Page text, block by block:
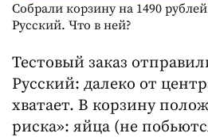
Собрали корзину на 1490
Русский. Что в ней?
Тестовый заказ
Русский: далеко от
хватает. В корзину
риска»: яйца (не